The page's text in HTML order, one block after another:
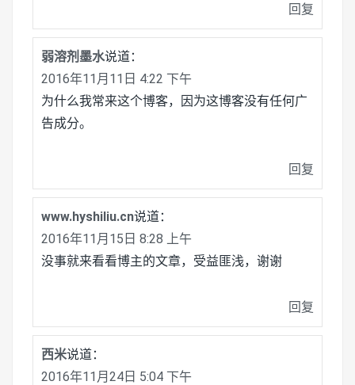
回复
弱溶剂墨水说道：
2016年11月11日 4:22 下午
为什么我常来这个博客，因为这博客没有任何广
告成分。
回复
www.hyshiliu.cn说道：
2016年11月15日 8:28 上午
没事就来看看博主的文章，受益匪浅，谢谢
回复
西米说道：
2016年11月24日 5:04 下午